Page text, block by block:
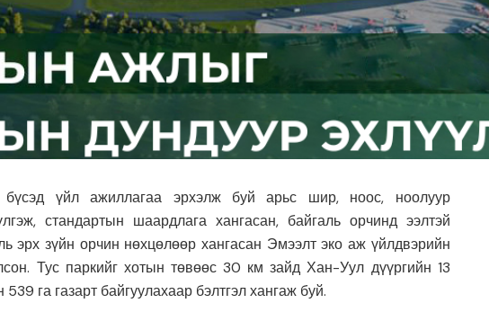
үйл ажиллагаа эрхэлж буй арьс шир, ноос, ноолуур
стандартын шаардлага хангасан, байгаль орчинд ээлтэй
эрх зүйн орчин нөхцөлөөр хангасан Эмээлт эко аж үйлдвэрийн
Тус паркийг хотын төвөөс 30 км зайд Хан-Уул дүүргийн 13
га газарт байгуулахаар бэлтгэл хангаж буй.